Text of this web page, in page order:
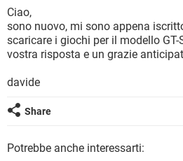
HARDWARE
INSTAGRAM
TIKTOK
HARDWARE
iOS
INSTAGRAM
HARDWARE
COVID-19
INTRATTENIMENTO
iOS
INSTAGRAM
TIKTOK
Ciao,
sono nuovo, mi sono appena
scaricare i giochi per il modello
vostra risposta e un grazie
davide
Share
Potrebbe anche interessarti: